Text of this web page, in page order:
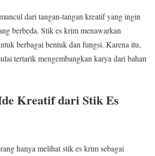
dari tangan-tangan kreatif yang ingin
berbeda. Stik es krim menawarkan
berbagai bentuk dan fungsi. Karena itu,
tertarik mengembangkan karya dari bahan
Kreatif dari Stik Es
hanya melihat stik es krim sebagai